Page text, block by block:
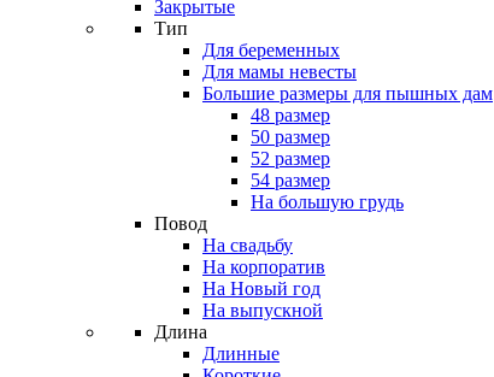
Закрытые
Тип
Для беременных
Для мамы невесты
Большие размеры для пышных дам
48 размер
50 размер
52 размер
54 размер
На большую грудь
Повод
На свадьбу
На корпоратив
На Новый год
На выпускной
Длина
Длинные